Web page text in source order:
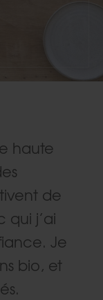
haute
de
qui j’ai
Je
bio, et